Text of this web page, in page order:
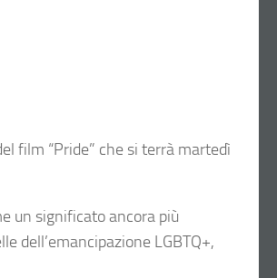
film “Pride” che si terrà martedì
un significato ancora più
dell’emancipazione LGBTQ+,